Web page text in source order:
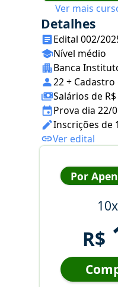
Ver mais
Detalhes
Edital 002/
Nível médio
Banca
22 + Cadastro
Salários de
Prova dia 22/
Inscrições de
Ver edital
Por
R$